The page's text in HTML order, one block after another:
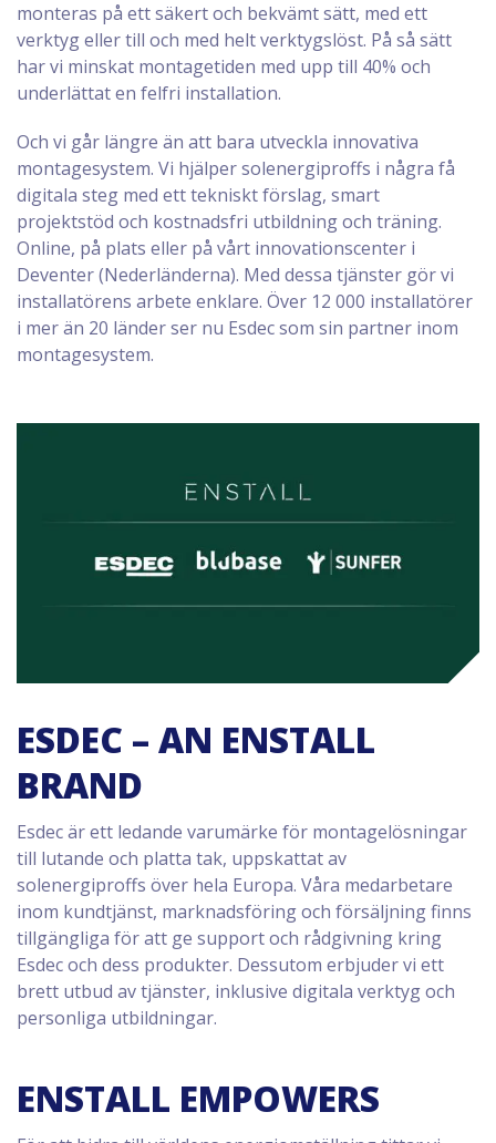
monteras på ett säkert och bekvämt sätt, med ett
verktyg eller till och med helt verktygslöst. På så sätt
har vi minskat montagetiden med upp till 40% och
underlättat en felfri installation.
Och vi går längre än att bara utveckla innovativa
montagesystem. Vi hjälper solenergiproffs i några få
digitala steg med ett tekniskt förslag, smart
projektstöd och kostnadsfri utbildning och träning.
Online, på plats eller på vårt innovationscenter i
Deventer (Nederländerna). Med dessa tjänster gör vi
installatörens arbete enklare. Över 12 000 installatörer
i mer än 20 länder ser nu Esdec som sin partner inom
montagesystem.
ESDEC – AN ENSTALL
BRAND
Esdec är ett ledande varumärke för montagelösningar
till lutande och platta tak, uppskattat av
solenergiproffs över hela Europa. Våra medarbetare
inom kundtjänst, marknadsföring och försäljning finns
tillgängliga för att ge support och rådgivning kring
Esdec och dess produkter. Dessutom erbjuder vi ett
brett utbud av tjänster, inklusive digitala verktyg och
personliga utbildningar.
ENSTALL EMPOWERS